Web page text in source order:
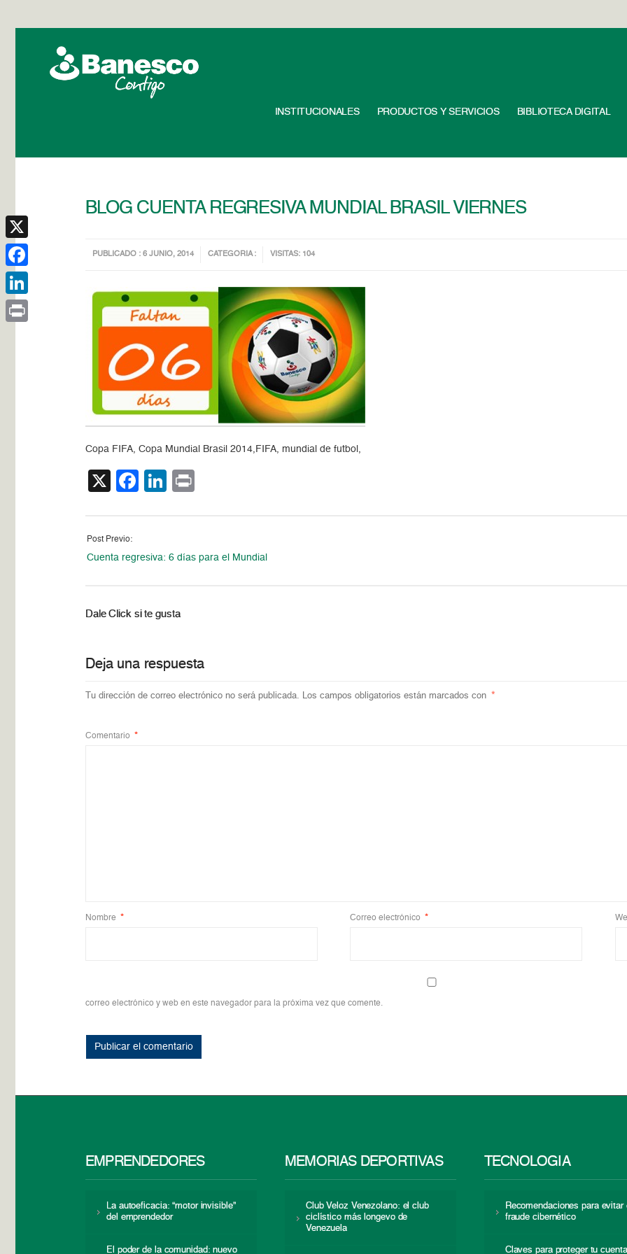
INSTITUCIONALES PRODUCTOS Y SERVICIOS BIBLIOTECA DIGITAL
BLOG CUENTA REGRESIVA MUNDIAL BRASIL VIERNES
PUBLICADO : 6 JUNIO, 2014 CATEGORIA : VISITAS: 104
Copa FIFA, Copa Mundial Brasil 2014,FIFA, mundial de futbol,
X Facebook
LinkedIn
Post Previo:
Cuenta regresiva: 6 días para el Mundial
Dale Click si te gusta
Deja una respuesta
Tu dirección de correo electrónico no será publicada. Los campos obligatorios están marcados con *
Comentario *
Nombre * Correo electrónico *
correo electrónico y web en este navegador para la próxima vez que comente.
EMPRENDEDORES
La autoeficacia: “motor invisible”
del emprendedor
El poder de la comunidad: nuevo
MEMORIAS DEPORTIVAS
Club Veloz Venezolano: el club
ciclístico más longevo de
Venezuela
TECNOLOGÍA
Recomendaciones para evitar
fraude cibernético
Claves para proteger tu cuenta
X
Facebook
LinkedIn